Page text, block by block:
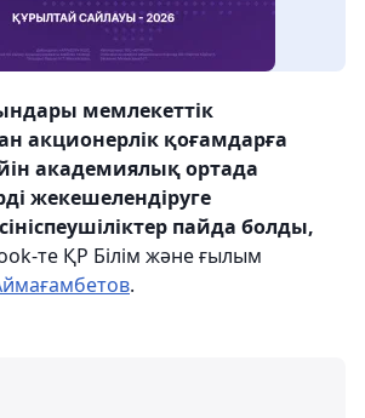
мемлекеттік
акционерлік қоғамдарға
академиялық ортада
жекешелендіруге
пайда болды,
те ҚР Білім және ғылым
.